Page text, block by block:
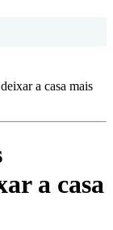
a casa mais
a casa